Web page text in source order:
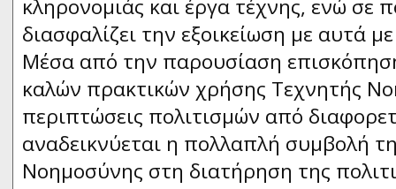
κληρονομιάς και έργα τέχνης, ενώ σε
διασφαλίζει την εξοικείωση με αυτά
Μέσα από την παρουσίαση
καλών πρακτικών χρήσης Τεχνητής
περιπτώσεις πολιτισμών από
αναδεικνύεται η πολλαπλή συμβολή
Νοημοσύνης στη διατήρηση της